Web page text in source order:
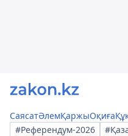
СаясатӘлемҚаржыОқиға
#Референдум-2026